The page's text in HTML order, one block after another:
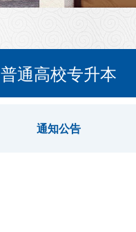
普通高校专升本
通知公告